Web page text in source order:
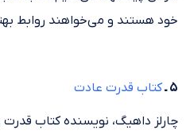
خود هستند و می‌خواهند روابط
۵ ـ کتاب قدرت عادت
چارلز داهیگ، نویسنده کتاب